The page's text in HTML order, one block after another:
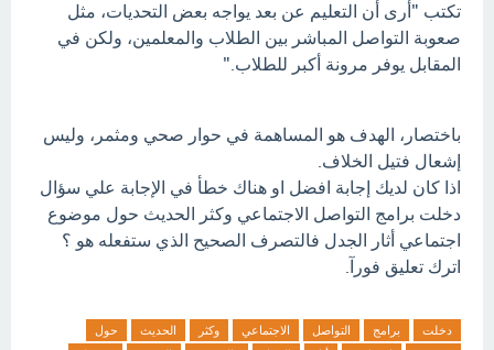
تكتب "أرى أن التعليم عن بعد يواجه بعض التحديات، مثل
صعوبة التواصل المباشر بين الطلاب والمعلمين، ولكن في
المقابل يوفر مرونة أكبر للطلاب."
باختصار، الهدف هو المساهمة في حوار صحي ومثمر، وليس
إشعال فتيل الخلاف.
اذا كان لديك إجابة افضل او هناك خطأ في الإجابة علي سؤال
دخلت برامج التواصل الاجتماعي وكثر الحديث حول موضوع
اجتماعي أثار الجدل فالتصرف الصحيح الذي ستفعله هو ؟
اترك تعليق فورآ.
دخلت برامج التواصل الاجتماعي وكثر الحديث
حول